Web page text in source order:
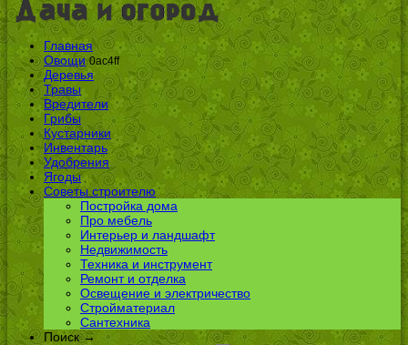
Главная
Овощи 0ac4ff
Деревья
Травы
Вредители
Грибы
Кустарники
Инвентарь
Удобрения
Ягоды
Советы строителю
Постройка дома
Про мебель
Интерьер и ландшафт
Недвижимость
Техника и инструмент
Ремонт и отделка
Освещение и электричество
Стройматериал
Сантехника
Поиск →